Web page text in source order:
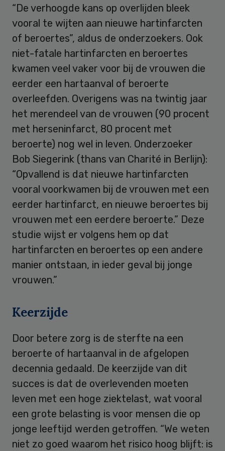
“De verhoogde kans op overlijden bleek
vooral te wijten aan nieuwe hartinfarcten
of beroertes”, aldus de onderzoekers. Ook
niet-fatale hartinfarcten en beroertes
kwamen veel vaker voor bij de vrouwen die
eerder een hartaanval of beroerte
overleefden. Overigens was na twintig jaar
het merendeel van de vrouwen (90 procent
met herseninfarct, 80 procent met
beroerte) nog wel in leven. Onderzoeker
Bob Siegerink (thans van Charité in Berlijn):
“Opvallend is dat nieuwe hartinfarcten
vooral voorkwamen bij de vrouwen met een
eerder hartinfarct, en nieuwe beroertes bij
vrouwen met een eerdere beroerte.” Deze
studie wijst er volgens hem op dat
hartinfarcten en beroertes op een andere
manier ontstaan, in ieder geval bij jonge
vrouwen.”
Keerzijde
Door betere zorg is de sterfte na een
beroerte of hartaanval in de afgelopen
decennia gedaald. De keerzijde van dit
succes is dat de overlevenden moeten
leven met een hoge ziektelast, wat vooral
een grote belasting is voor mensen die op
jonge leeftijd werden getroffen. “We weten
niet zo goed waarom het risico hoog blijft: is